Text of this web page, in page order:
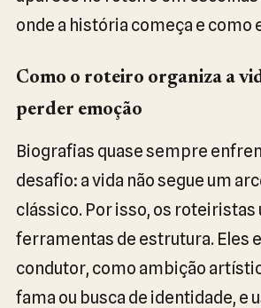
onde a história começa e como
Como o roteiro organiza a
perder emoção
Biografias quase sempre
desafio: a vida não segue um
clássico. Por isso, os roteiristas
ferramentas de estrutura. Eles
condutor, como ambição
fama ou busca de identidade, e